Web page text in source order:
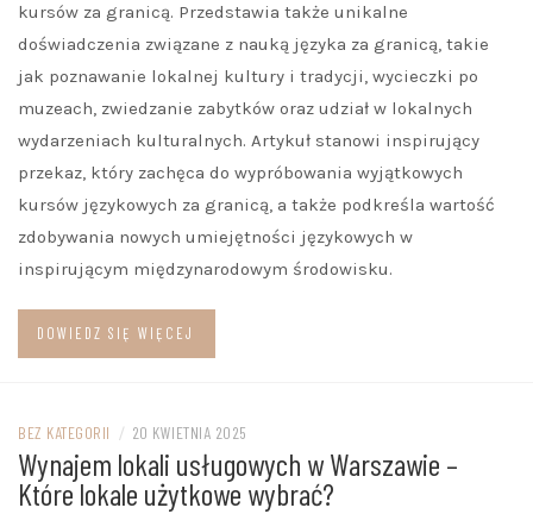
kursów za granicą. Przedstawia także unikalne
doświadczenia związane z nauką języka za granicą, takie
jak poznawanie lokalnej kultury i tradycji, wycieczki po
muzeach, zwiedzanie zabytków oraz udział w lokalnych
wydarzeniach kulturalnych. Artykuł stanowi inspirujący
przekaz, który zachęca do wypróbowania wyjątkowych
kursów językowych za granicą, a także podkreśla wartość
zdobywania nowych umiejętności językowych w
inspirującym międzynarodowym środowisku.
DOWIEDZ SIĘ WIĘCEJ
BEZ KATEGORII / 20 KWIETNIA 2025
Wynajem lokali usługowych w Warszawie –
Które lokale użytkowe wybrać?